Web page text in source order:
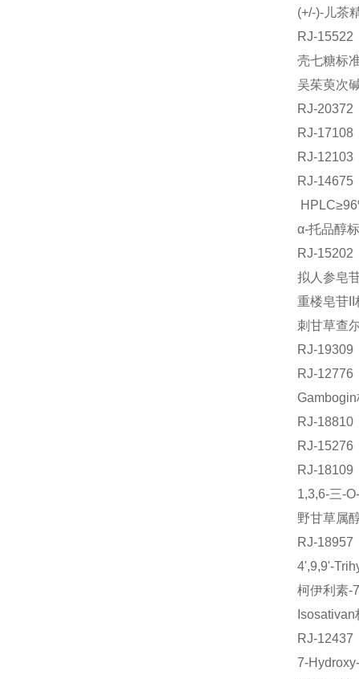
(+/-)-儿茶
RJ-
壳七糖标
吴茱萸次
RJ-
RJ-
RJ-
RJ-
α-托品醇
RJ-
拟人参皂
重楼皂苷
刺甘草查
RJ-
RJ-
RJ-
RJ-
RJ-
1,3,6-三-
野甘草属
RJ-
4',9,9'-
柯伊利素
RJ-
7-